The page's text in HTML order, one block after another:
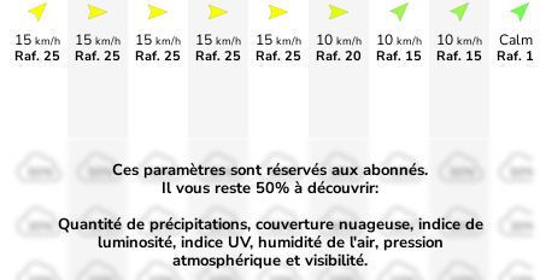
15 km/h
Raf. 25
15 km/h
Raf. 25
15 km/h
Raf. 25
15 km/h
Raf. 25
15 km/h
Raf. 25
10 km/h
Raf. 20
10 km/h
Raf. 15
10 km/h
Raf. 15
Calme
Raf.
50%
30%
50%
30%
50%
30%
50%
30%
50%
30%
50%
30%
50%
30% 30% 30%
Ces paramètres sont réservés aux abonnés.
Il vous reste 50% à découvrir:
Quantité de précipitations, couverture nuageuse, indice de
luminosité, indice UV, humidité de l'air, pression
atmosphérique et visibilité.